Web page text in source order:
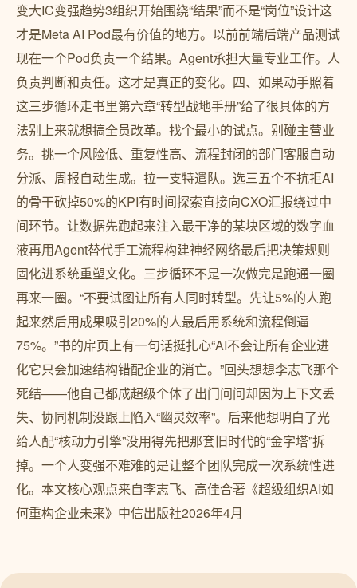
变大IC变强趋势3组织开始围绕“结果”而不是“岗位”设计这
才是Meta AI Pod最有价值的地方。以前前端后端产品测试
现在一个Pod负责一个结果。Agent承担大量专业工作。人
负责判断和责任。这才是真正的变化。四、如果动手照着
这三步循环走书里第六章“转型战地手册”给了很具体的方
法别上来就想搞全员改革。找个最小的试点。别碰主营业
务。挑一个风险低、重复性高、流程封闭的部门客服自动
分派、周报自动生成。拉一支特遣队。选三五个不抗拒AI
的骨干砍掉50%的KPI有时间探索直接向CXO汇报绕过中
间环节。让数据先跑起来注入最干净的某块区域的数字血
液再用Agent替代手工流程构建神经网络最后把决策规则
固化进系统重塑文化。三步循环不是一次做完是跑通一圈
再来一圈。“不要试图让所有人同时转型。先让5%的人跑
起来然后用成果吸引20%的人最后用系统和流程倒逼
75%。”书的扉页上有一句话挺扎心“AI不会让所有企业进
化它只会加速结构错配企业的消亡。”回头想想李志飞那个
死结——他自己都成超级个体了出门问问却因为上下文丢
失、协同机制没跟上陷入“幽灵效率”。后来他想明白了光
给人配“核动力引擎”没用得先把那套旧时代的“金字塔”拆
掉。一个人变强不难难的是让整个团队完成一次系统性进
化。本文核心观点来自李志飞、高佳合著《超级组织AI如
何重构企业未来》中信出版社2026年4月